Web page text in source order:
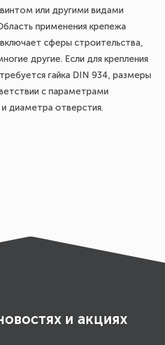
или другими видами
применения крепежа
сферы строительства,
другие. Если для крепления
гайка DIN 934, размеры
с параметрами
диаметра отверстия.
и акциях